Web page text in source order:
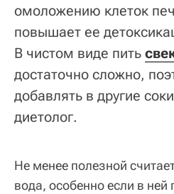
омоложению клеток
повышает ее
В чистом виде пить
достаточно сложно,
добавлять в другие
диетолог.
Не менее полезной
вода, особенно если в ней